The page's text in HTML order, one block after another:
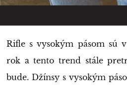
Rifle s vysokým pásom sú
rok a tento trend stále
bude. Džínsy s vysokým